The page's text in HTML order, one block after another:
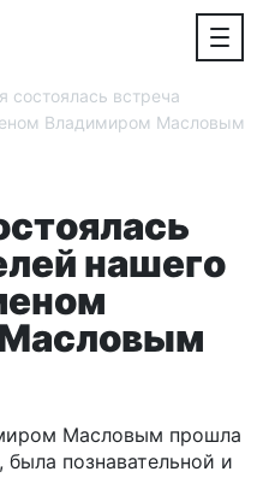
состоялась встреча
Владимиром Масловым
нашего
Масловым прошла
познавательной и